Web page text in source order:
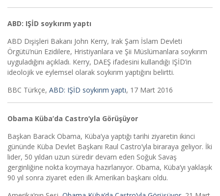
ABD: IŞİD soykırım yaptı
ABD Dışişleri Bakanı John Kerry, Irak Şam İslam Devleti
Örgütü’nün Ezidilere, Hristiyanlara ve Şii Müslümanlara soykırım
uyguladığını açıkladı. Kerry, DAEŞ ifadesini kullandığı IŞİD’in
ideolojik ve eylemsel olarak soykırım yaptığını belirtti.
BBC Türkçe, ABD: IŞİD soykırım yaptı, 17 Mart 2016
Obama Küba’da Castro’yla Görüşüyor
Başkan Barack Obama, Küba’ya yaptığı tarihi ziyaretin ikinci
gününde Küba Devlet Başkanı Raul Castro’yla biraraya geliyor. İki
lider, 50 yıldan uzun süredir devam eden Soğuk Savaş
gerginliğine nokta koymaya hazırlanıyor. Obama, Küba’yı yaklaşık
90 yıl sonra ziyaret eden ilk Amerikan başkanı oldu.